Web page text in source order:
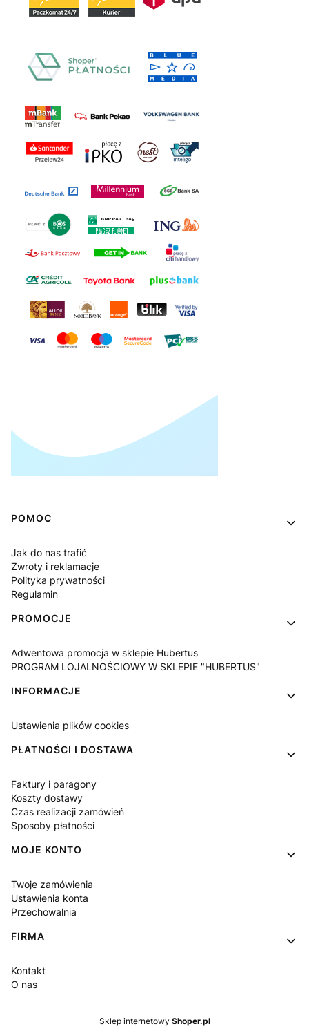
Linki w stopce
POMOC
Jak do nas trafić
Zwroty i reklamacje
Polityka prywatności
Regulamin
PROMOCJE
Adwentowa promocja w sklepie Hubertus
PROGRAM LOJALNOŚCIOWY W SKLEPIE "HUBERTUS"
INFORMACJE
Ustawienia plików cookies
PŁATNOŚCI I DOSTAWA
Faktury i paragony
Koszty dostawy
Czas realizacji zamówień
Sposoby płatności
MOJE KONTO
Twoje zamówienia
Ustawienia konta
Przechowalnia
FIRMA
Kontakt
O nas
Sklep internetowy Shoper.pl